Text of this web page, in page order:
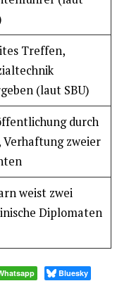
Treffen,
(laut SBU)
durch
Verhaftung zweier
weist zwei
Diplomaten
Bluesky